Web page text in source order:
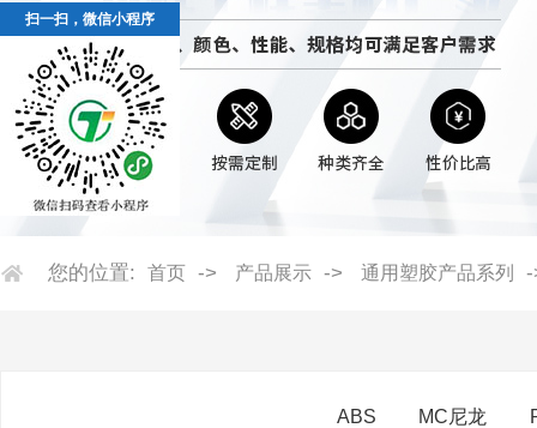
您的位置: 首页 -> 产品展示 -> 通用塑胶产品系列
ABS MC尼龙
扫一扫，微信小程序